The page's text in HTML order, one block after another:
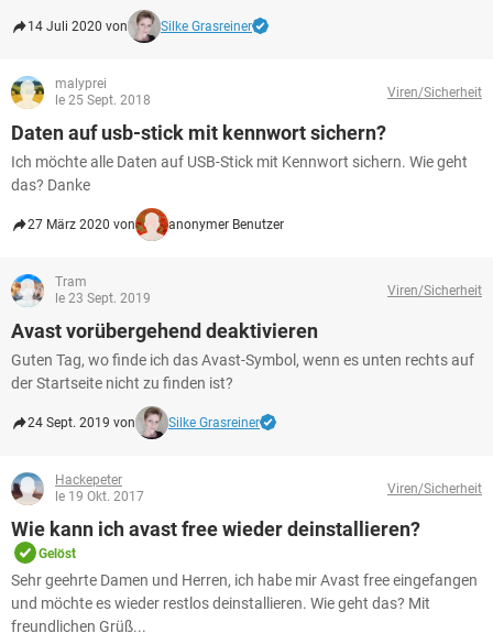
14 Juli 2020 von Silke Grasreiner
malyprei
le 25 Sept. 2018
Viren/Sicherheit
Daten auf usb-stick mit kennwort sichern?
Ich möchte alle Daten auf USB-Stick mit Kennwort sichern. Wie geht
das? Danke
27 März 2020 von anonymer Benutzer
Tram
le 23 Sept. 2019
Viren/Sicherheit
Avast vorübergehend deaktivieren
Guten Tag, wo finde ich das Avast-Symbol, wenn es unten rechts auf
der Startseite nicht zu finden ist?
24 Sept. 2019 von Silke Grasreiner
Hackepeter
le 19 Okt. 2017
Viren/Sicherheit
Wie kann ich avast free wieder deinstallieren?
Gelöst
Sehr geehrte Damen und Herren, ich habe mir Avast free eingefangen
und möchte es wieder restlos deinstallieren. Wie geht das? Mit
freundlichen Grüß...